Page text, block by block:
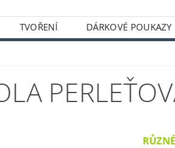
TVOŘENÍ DÁRKOVÉ POUKAZY